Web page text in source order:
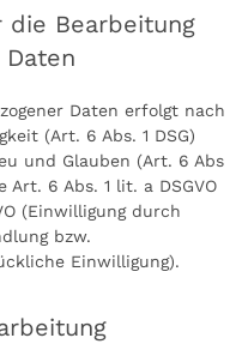
die Bearbeitung
Daten erfolgt nach
(Art. 6 Abs. 1 DSG)
und Glauben (Art. 6 Abs
Art. 6 Abs. 1 lit. a DSGVO
(Einwilligung durch
bzw.
Einwilligung).